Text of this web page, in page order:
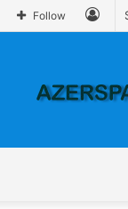
Follow